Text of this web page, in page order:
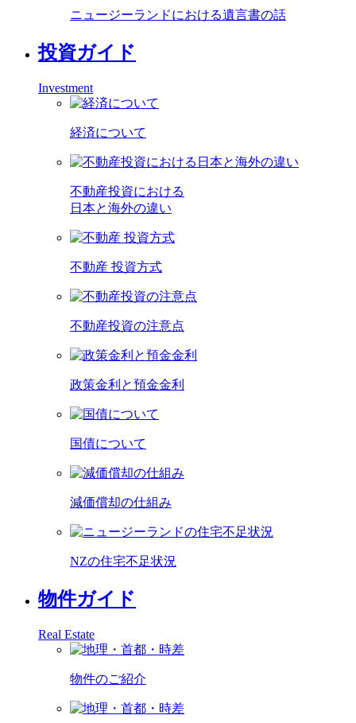
ニュージーランドにおける遺言書の話
投資ガイド
Investment
経済について
不動産投資における
日本と海外の違い
不動産 投資方式
不動産投資の注意点
政策金利と預金金利
国債について
減価償却の仕組み
NZの住宅不足状況
物件ガイド
Real Estate
物件のご紹介